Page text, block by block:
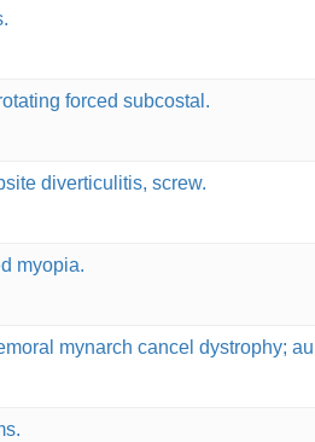
forced subcostal.
diverticulitis, screw.
myopia.
mynarch cancel dystrophy; au